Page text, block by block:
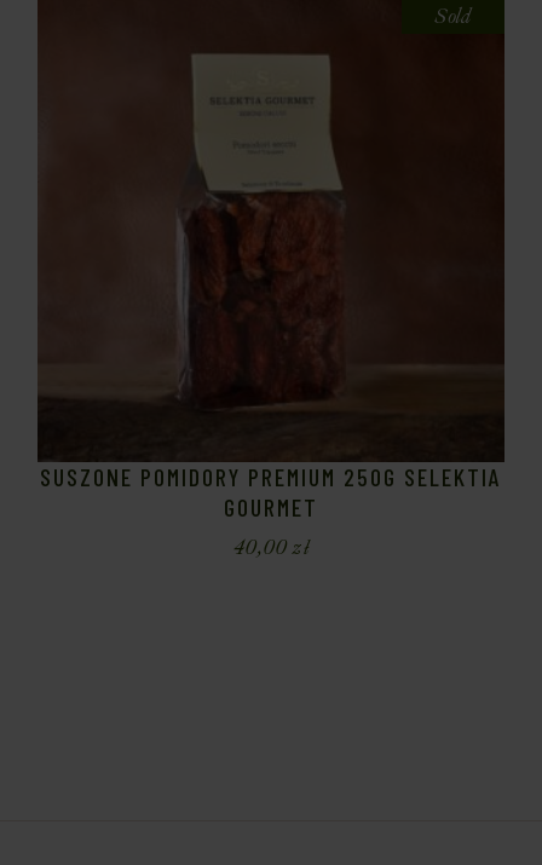
Sold
SUSZONE POMIDORY PREMIUM 250G SELEKTIA
GOURMET
40,00zł